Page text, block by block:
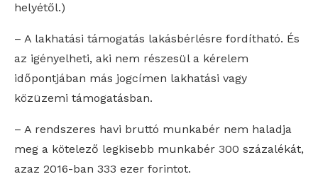
helyétől.)
– A lakhatási támogatás lakásbérlésre fordítható. És
az igényelheti, aki nem részesül a kérelem
időpontjában más jogcímen lakhatási vagy
közüzemi támogatásban.
– A rendszeres havi bruttó munkabér nem haladja
meg a kötelező legkisebb munkabér 300 százalékát,
azaz 2016-ban 333 ezer forintot.